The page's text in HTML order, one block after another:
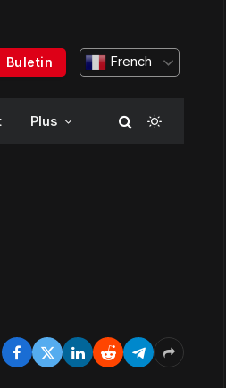
Buletin French
Plus